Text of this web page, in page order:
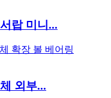
랍 미니...
외부...